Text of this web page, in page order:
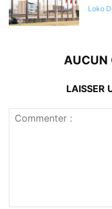
Loko
AUCUN
LAISSER